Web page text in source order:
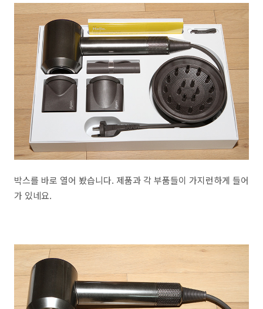
박스를 바로 열어 봤습니다. 제품과 각 부품들이 가지런하게 들어
가 있네요.